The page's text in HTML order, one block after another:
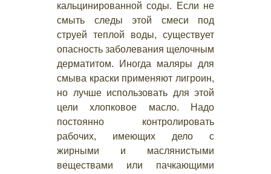
кальцинированной соды. Если не
смыть следы этой смеси под
струей теплой воды, существует
опасность заболевания щелочным
дерматитом. Иногда маляры для
смыва краски применяют лигроин,
но лучше использовать для этой
цели хлопковое масло. Надо
постоянно контролировать
рабочих, имеющих дело с
жирными и маслянистыми
веществами или пачкающими